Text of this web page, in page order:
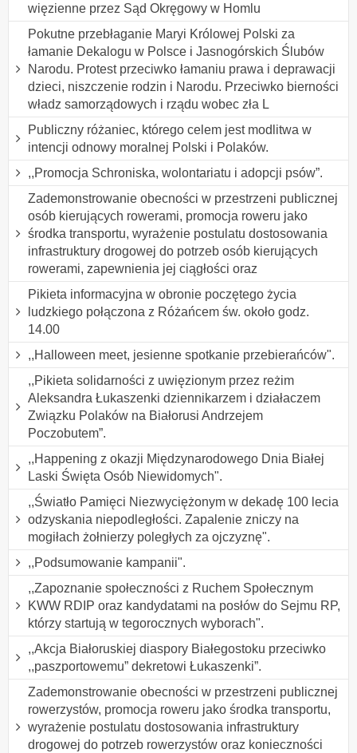
więzienne przez Sąd Okręgowy w Homlu
Pokutne przebłaganie Maryi Królowej Polski za
łamanie Dekalogu w Polsce i Jasnogórskich Ślubów
Narodu. Protest przeciwko łamaniu prawa i deprawacji
dzieci, niszczenie rodzin i Narodu. Przeciwko bierności
władz samorządowych i rządu wobec zła L
Publiczny różaniec, którego celem jest modlitwa w
intencji odnowy moralnej Polski i Polaków.
,,Promocja Schroniska, wolontariatu i adopcji psów”.
Zademonstrowanie obecności w przestrzeni publicznej
osób kierujących rowerami, promocja roweru jako
środka transportu, wyrażenie postulatu dostosowania
infrastruktury drogowej do potrzeb osób kierujących
rowerami, zapewnienia jej ciągłości oraz
Pikieta informacyjna w obronie poczętego życia
ludzkiego połączona z Różańcem św. około godz.
14.00
,,Halloween meet, jesienne spotkanie przebierańców".
,,Pikieta solidarności z uwięzionym przez reżim
Aleksandra Łukaszenki dziennikarzem i działaczem
Związku Polaków na Białorusi Andrzejem
Poczobutem”.
,,Happening z okazji Międzynarodowego Dnia Białej
Laski Święta Osób Niewidomych".
,,Światło Pamięci Niezwyciężonym w dekadę 100 lecia
odzyskania niepodległości. Zapalenie zniczy na
mogiłach żołnierzy poległych za ojczyznę".
,,Podsumowanie kampanii".
,,Zapoznanie społeczności z Ruchem Społecznym
KWW RDIP oraz kandydatami na posłów do Sejmu RP,
którzy startują w tegorocznych wyborach".
,,Akcja Białoruskiej diaspory Białegostoku przeciwko
,,paszportowemu” dekretowi Łukaszenki”.
Zademonstrowanie obecności w przestrzeni publicznej
rowerzystów, promocja roweru jako środka transportu,
wyrażenie postulatu dostosowania infrastruktury
drogowej do potrzeb rowerzystów oraz konieczności